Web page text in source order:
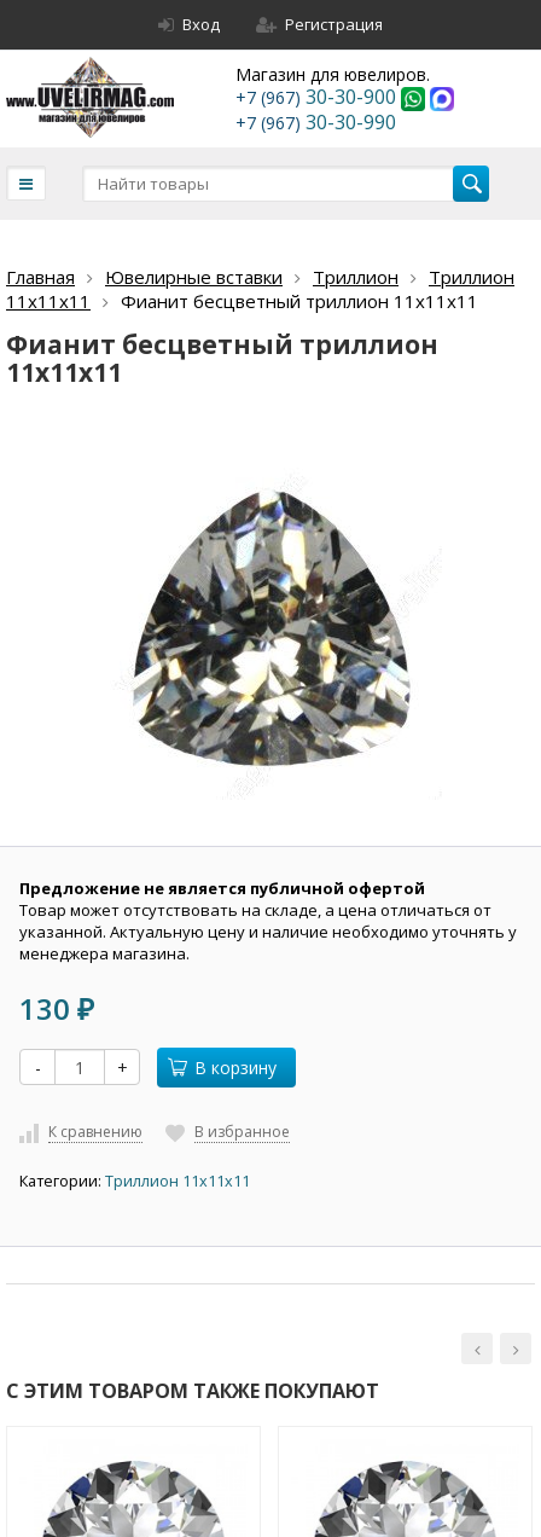
Вход Регистрация
Магазин для ювелиров.
+7 (967) 30-30-900
+7 (967) 30-30-990
Главная Ювелирные вставки Триллион
Триллион
11х11х11
Фианит бесцветный триллион 11х11х11
Фианит бесцветный триллион
11х11х11
Предложение не является публичной офертой
Товар может отсутствовать на складе, а цена отличаться от
указанной. Актуальную цену и наличие необходимо уточнять у
менеджера магазина.
130 ₽
- + В корзину
К сравнению В избранное
Категории: Триллион 11х11х11
С ЭТИМ ТОВАРОМ ТАКЖЕ ПОКУПАЮТ